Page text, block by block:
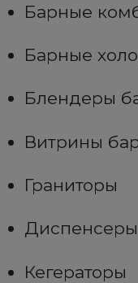
Барные
Барные
Блендеры
Витрины
Граниторы
Кегераторы